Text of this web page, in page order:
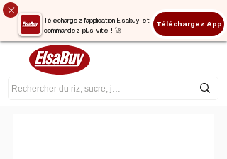
Téléchargez l'application Elsabuy et
commandez plus vite ! 🚀
Téléchargez App